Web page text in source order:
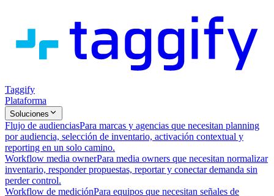
Taggify
Plataforma
Soluciones
Flujo de audienciasPara marcas y agencias que necesitan planning
por audiencia, selección de inventario, activación contextual y
reporting en un solo camino.
Workflow media ownerPara media owners que necesitan normalizar
inventario, responder propuestas, reportar y conectar demanda sin
perder control.
Workflow de mediciónPara equipos que necesitan señales de